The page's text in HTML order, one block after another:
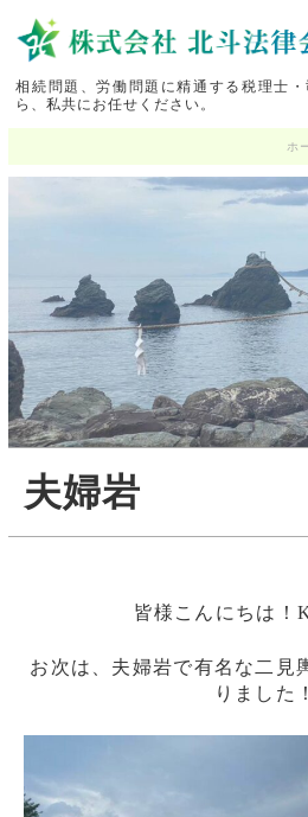
相続問題、労働問題に精通する税理士
ら、私共にお任せください。
ホ
夫婦岩
皆様こんにちは！
お次は、夫婦岩で有名な二見
りました！